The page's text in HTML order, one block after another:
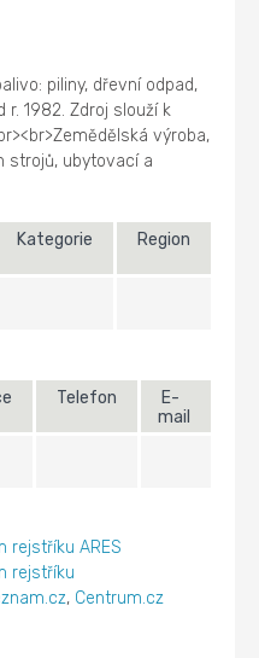
piliny, dřevní odpad,
1982. Zdroj slouží k
výroba,
strojů, ubytovací a
Kategorie Region
Telefon
E-
mail
rejstříku ARES
rejstříku
, Centrum.cz